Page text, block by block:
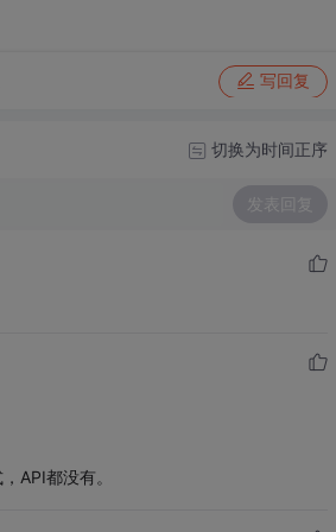
写回复
切换为时间正序
发表回复
API都没有。